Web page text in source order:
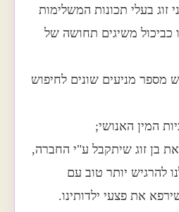
זוג בעלי תכונות המשלימות
כביכול משיגים תחושה של
מספר מניעים שונים לחיפוש
המין האנושי;
בן זוג שיתקבל ע"י החברה,
להרגיש יותר טוב עם
את פצעי ילדותינו.